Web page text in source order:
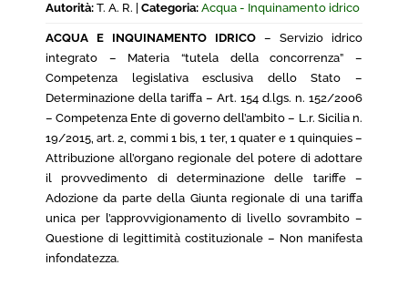
Autorità: T. A. R. | Categoria: Acqua - Inquinamento idrico
ACQUA E INQUINAMENTO IDRICO – Servizio idrico
integrato – Materia “tutela della concorrenza” –
Competenza legislativa esclusiva dello Stato –
Determinazione della tariffa – Art. 154 d.lgs. n. 152/2006
– Competenza Ente di governo dell’ambito – L.r. Sicilia n.
19/2015, art. 2, commi 1 bis, 1 ter, 1 quater e 1 quinquies –
Attribuzione all’organo regionale del potere di adottare
il provvedimento di determinazione delle tariffe –
Adozione da parte della Giunta regionale di una tariffa
unica per l’approvvigionamento di livello sovrambito –
Questione di legittimità costituzionale – Non manifesta
infondatezza.